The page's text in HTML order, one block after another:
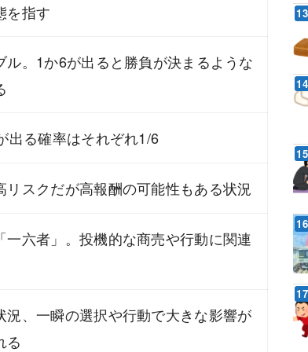
を指す
ル。1か6が出ると勝負が決まるような
出る確率はそれぞれ1/6
リスクだが高報酬の可能性もある状況
一六者」。投機的な商売や行動に関連
況、一瞬の選択や行動で大きな影響が
る